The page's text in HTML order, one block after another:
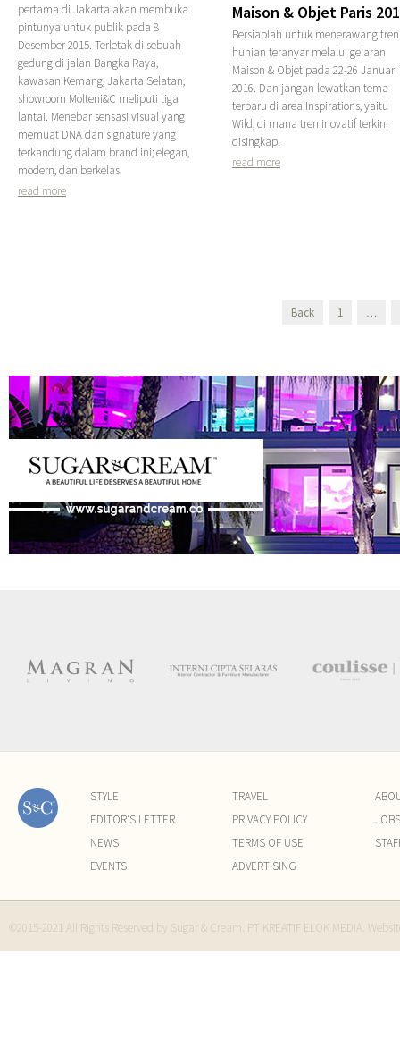
Maison & Objet Paris
Bersiaplah untuk menerawang tren
hunian teranyar melalui gelaran
Maison & Objet pada 22-26 Januari
2016. Dan jangan lewatkan tema
terbaru di area Inspirations, yaitu
Wild, di mana tren inovatif terkini
disingkap.
read more
pertama di Jakarta akan membuka
pintunya untuk publik pada 8
Desember 2015. Terletak di sebuah
gedung di jalan Bangka Raya,
kawasan Kemang, Jakarta Selatan,
showroom Molteni&C meliputi tiga
lantai. Menebar sensasi visual yang
memuat DNA dan signature yang
terkandung dalam brand ini; elegan,
modern, dan berkelas.
read more
Back 1 …
STYLE
EDITOR'S LETTER
NEWS
EVENTS
TRAVEL
PRIVACY POLICY
TERMS OF USE
ADVERTISING
JOBS
©2015-2021 All Rights Reserved by Sugar & Cream. PT KREATIF ELOK MEDIA.